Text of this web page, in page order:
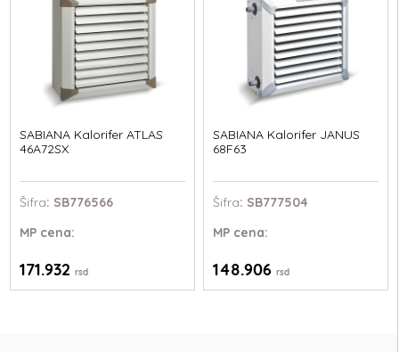
SABIANA Kalorifer ATLAS
46A72SX
Šifra: SB776566
MP cena:
171.932rsd
SABIANA Kalorifer JANUS
68F63
Šifra: SB777504
MPcena:
148.906 rsd